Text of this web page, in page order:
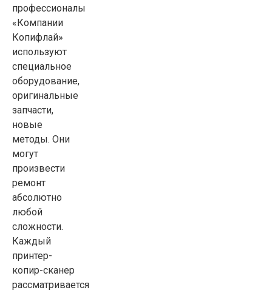
профессионалы
«Компании
Копифлай»
используют
специальное
оборудование,
оригинальные
запчасти,
новые
методы. Они
могут
произвести
ремонт
абсолютно
любой
сложности.
Каждый
принтер-
копир-сканер
рассматривается